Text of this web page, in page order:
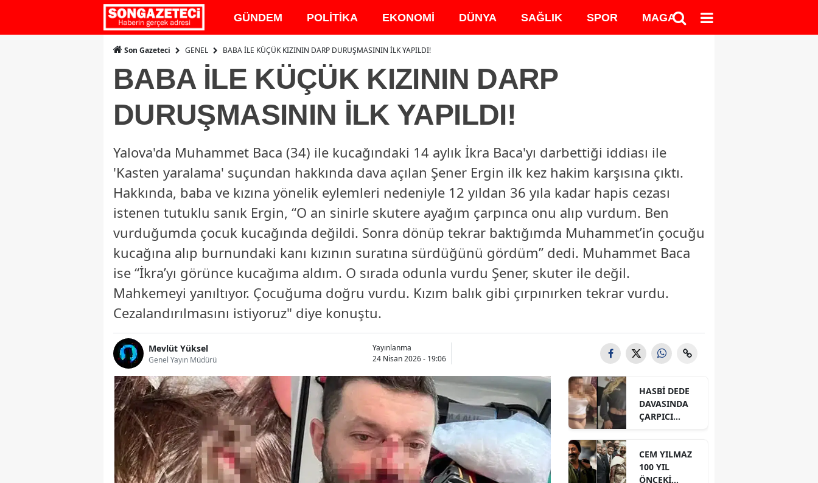
GÜNDEM POLİTİKA EKONOMİ DÜNYA SAĞLIK SPOR MAGAZİN
Son Gazeteci GENEL BABA İLE KÜÇÜK KIZININ DARP DURUŞMASININ İLK YAPILDI!
BABA İLE KÜÇÜK KIZININ DARP
DURUŞMASININ İLK YAPILDI!
Yalova'da Muhammet Baca (34) ile kucağındaki 14 aylık İkra Baca'yı darbettiği iddiası ile
'Kasten yaralama' suçundan hakkında dava açılan Şener Ergin ilk kez hakim karşısına çıktı.
Hakkında, baba ve kızına yönelik eylemleri nedeniyle 12 yıldan 36 yıla kadar hapis cezası
istenen tutuklu sanık Ergin, “O an sinirle skutere ayağım çarpınca onu alıp vurdum. Ben
vurduğumda çocuk kucağında değildi. Sonra dönüp tekrar baktığımda Muhammet’in çocuğu
kucağına alıp burnundaki kanı kızının suratına sürdüğünü gördüm” dedi. Muhammet Baca
ise “İkra’yı görünce kucağıma aldım. O sırada odunla vurdu Şener, skuter ile değil.
Mahkemeyi yanıltıyor. Çocuğuma doğru vurdu. Kızım balık gibi çırpınırken tekrar vurdu.
Cezalandırılmasını istiyoruz" diye konuştu.
Mevlüt Yüksel
Genel Yayın Müdürü
Yayınlanma
24 Nisan 2026 - 19:06
HASBİ DEDE
DAVASINDA
ÇARPICI
CEM YILMAZ
100 YIL
ÖNCEKİ